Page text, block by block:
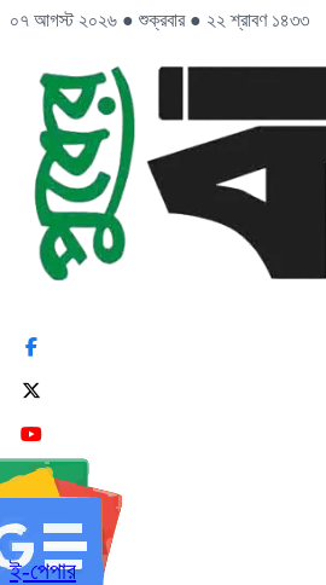
০৭ আগস্ট ২০২৬ ● শুক্রবার ● ২২ শ্রাবণ ১৪৩৩
ই-পেপার